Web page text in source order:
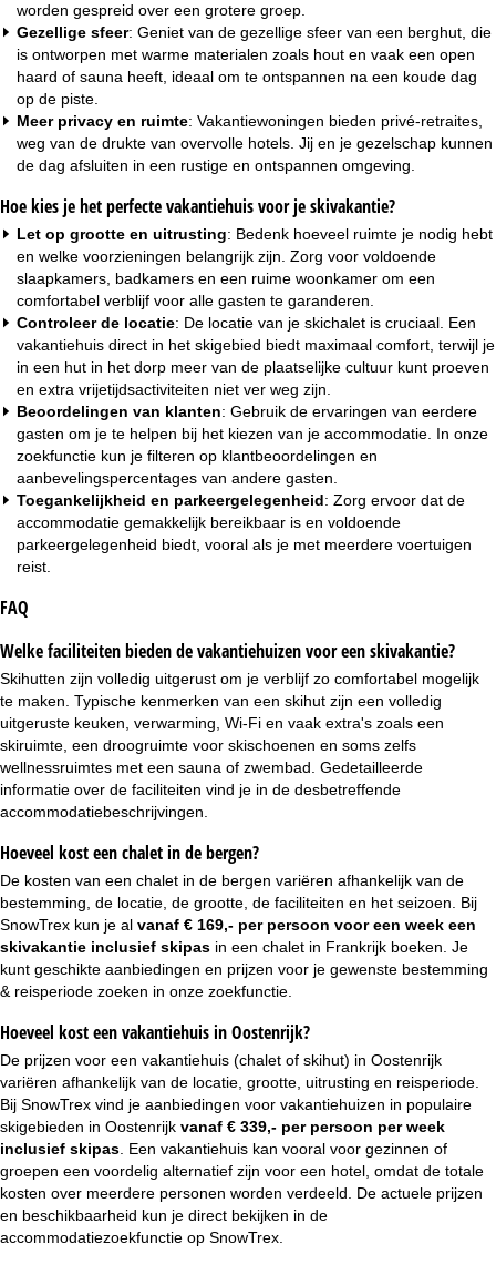
worden gespreid over een grotere groep.
Gezellige sfeer: Geniet van de gezellige sfeer van een berghut, die
is ontworpen met warme materialen zoals hout en vaak een open
haard of sauna heeft, ideaal om te ontspannen na een koude dag
op de piste.
Meer privacy en ruimte: Vakantiewoningen bieden privé-retraites,
weg van de drukte van overvolle hotels. Jij en je gezelschap kunnen
de dag afsluiten in een rustige en ontspannen omgeving.
Hoe kies je het perfecte vakantiehuis voor je skivakantie?
Let op grootte en uitrusting: Bedenk hoeveel ruimte je nodig hebt
en welke voorzieningen belangrijk zijn. Zorg voor voldoende
slaapkamers, badkamers en een ruime woonkamer om een
comfortabel verblijf voor alle gasten te garanderen.
Controleer de locatie: De locatie van je skichalet is cruciaal. Een
vakantiehuis direct in het skigebied biedt maximaal comfort, terwijl je
in een hut in het dorp meer van de plaatselijke cultuur kunt proeven
en extra vrijetijdsactiviteiten niet ver weg zijn.
Beoordelingen van klanten: Gebruik de ervaringen van eerdere
gasten om je te helpen bij het kiezen van je accommodatie. In onze
zoekfunctie kun je filteren op klantbeoordelingen en
aanbevelingspercentages van andere gasten.
Toegankelijkheid en parkeergelegenheid: Zorg ervoor dat de
accommodatie gemakkelijk bereikbaar is en voldoende
parkeergelegenheid biedt, vooral als je met meerdere voertuigen
reist.
FAQ
Welke faciliteiten bieden de vakantiehuizen voor een skivakantie?
Skihutten zijn volledig uitgerust om je verblijf zo comfortabel mogelijk
te maken. Typische kenmerken van een skihut zijn een volledig
uitgeruste keuken, verwarming, Wi-Fi en vaak extra's zoals een
skiruimte, een droogruimte voor skischoenen en soms zelfs
wellnessruimtes met een sauna of zwembad. Gedetailleerde
informatie over de faciliteiten vind je in de desbetreffende
accommodatiebeschrijvingen.
Hoeveel kost een chalet in de bergen?
De kosten van een chalet in de bergen variëren afhankelijk van de
bestemming, de locatie, de grootte, de faciliteiten en het seizoen. Bij
SnowTrex kun je al vanaf € 169,- per persoon voor een week een
skivakantie inclusief skipas in een chalet in Frankrijk boeken. Je
kunt geschikte aanbiedingen en prijzen voor je gewenste bestemming
& reisperiode zoeken in onze zoekfunctie.
Hoeveel kost een vakantiehuis in Oostenrijk?
De prijzen voor een vakantiehuis (chalet of skihut) in Oostenrijk
variëren afhankelijk van de locatie, grootte, uitrusting en reisperiode.
Bij SnowTrex vind je aanbiedingen voor vakantiehuizen in populaire
skigebieden in Oostenrijk vanaf € 339,- per persoon per week
inclusief skipas. Een vakantiehuis kan vooral voor gezinnen of
groepen een voordelig alternatief zijn voor een hotel, omdat de totale
kosten over meerdere personen worden verdeeld. De actuele prijzen
en beschikbaarheid kun je direct bekijken in de
accommodatiezoekfunctie op SnowTrex.